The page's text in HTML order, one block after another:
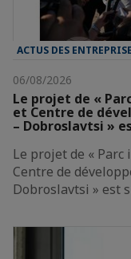
ACTUS DES
06/08/2026
Le projet de «
et Centre de
– Dobroslavtsi »
Le projet de «
Centre de
Dobroslavtsi » est